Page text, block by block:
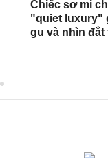
Chiếc sơ mi
"quiet luxury"
gu và nhìn